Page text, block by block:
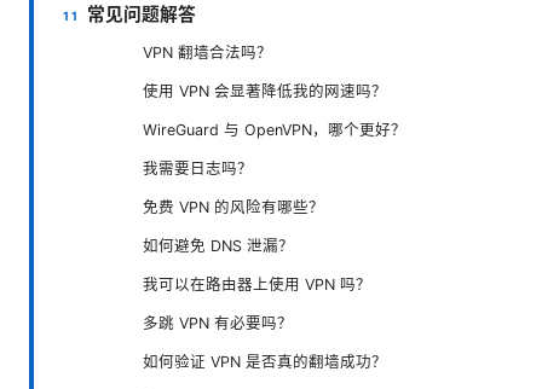
常见问题解答
VPN 翻墙合法吗？
使用 VPN 会显著降低我的网速吗？
WireGuard 与 OpenVPN，哪个更好？
我需要日志吗？
免费 VPN 的风险有哪些？
如何避免 DNS 泄漏？
我可以在路由器上使用 VPN 吗？
多跳 VPN 有必要吗？
如何验证 VPN 是否真的翻墙成功？